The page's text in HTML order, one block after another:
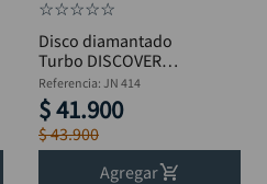
☆☆☆☆☆
Disco diamantado
Turbo DISCOVER
3.1x7x9 9"
Referencia: JN 414
$41.900
$43.900
Agregar